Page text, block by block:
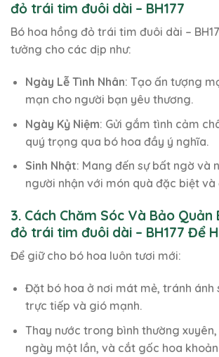
đỏ trái tim đuôi dài – BH177
Bó hoa hồng đỏ trái tim đuôi dài –
tưởng cho các dịp như:
Ngày Lễ Tình Nhân: Tạo ấn tượng
mạn cho người bạn yêu thương.
Ngày Kỷ Niệm: Gửi gắm tình cảm
quý trọng qua bó hoa đầy ý nghĩa.
Sinh Nhật: Mang đến sự bất ngờ và
người nhận với món quà đặc biệt và
3. Cách Chăm Sóc Và Bảo
đỏ trái tim đuôi dài – BH177 Để
Để giữ cho bó hoa luôn tươi mới:
Đặt bó hoa ở nơi mát mẻ, tránh
trực tiếp và gió mạnh.
Thay nước trong bình thường
ngày một lần, và cắt gốc hoa